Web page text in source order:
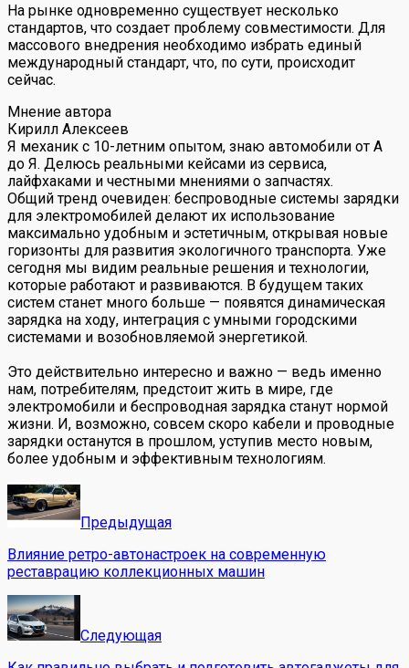
На рынке одновременно существует несколько
стандартов, что создает проблему совместимости. Для
массового внедрения необходимо избрать единый
международный стандарт, что, по сути, происходит
сейчас.
Мнение автора
Кирилл Алексеев
Я механик с 10-летним опытом, знаю автомобили от А
до Я. Делюсь реальными кейсами из сервиса,
лайфхаками и честными мнениями о запчастях.
Общий тренд очевиден: беспроводные системы зарядки
для электромобилей делают их использование
максимально удобным и эстетичным, открывая новые
горизонты для развития экологичного транспорта. Уже
сегодня мы видим реальные решения и технологии,
которые работают и развиваются. В будущем таких
систем станет много больше — появятся динамическая
зарядка на ходу, интеграция с умными городскими
системами и возобновляемой энергетикой.
Это действительно интересно и важно — ведь именно
нам, потребителям, предстоит жить в мире, где
электромобили и беспроводная зарядка станут нормой
жизни. И, возможно, совсем скоро кабели и проводные
зарядки останутся в прошлом, уступив место новым,
более удобным и эффективным технологиям.
Предыдущая
Влияние ретро-автонастроек на современную
реставрацию коллекционных машин
Следующая